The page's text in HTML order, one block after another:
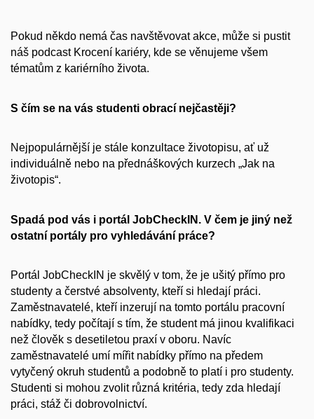
Pokud někdo nemá čas navštěvovat akce, může si pustit
náš podcast Krocení kariéry, kde se věnujeme všem
tématům z kariérního života.
S čím se na vás studenti obrací nejčastěji?
Nejpopulárnější je stále konzultace životopisu, ať už
individuálně nebo na přednáškových kurzech „Jak na
životopis“.
Spadá pod vás i portál JobCheckIN. V čem je jiný než
ostatní portály pro vyhledávání práce?
Portál JobCheckIN je skvělý v tom, že je ušitý přímo pro
studenty a čerstvé absolventy, kteří si hledají práci.
Zaměstnavatelé, kteří inzerují na tomto portálu pracovní
nabídky, tedy počítají s tím, že student má jinou kvalifikaci
než člověk s desetiletou praxí v oboru. Navíc
zaměstnavatelé umí mířit nabídky přímo na předem
vytyčený okruh studentů a podobně to platí i pro studenty.
Studenti si mohou zvolit různá kritéria, tedy zda hledají
práci, stáž či dobrovolnictví.